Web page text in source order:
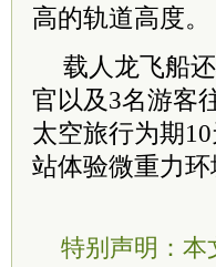
高的轨道高度。
载人龙飞船
官以及3名游客
太空旅行为期
站体验微重力环
特别声明：本